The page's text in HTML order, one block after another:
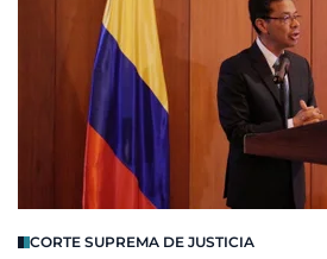
CORTE SUPREMA DE JUSTICIA